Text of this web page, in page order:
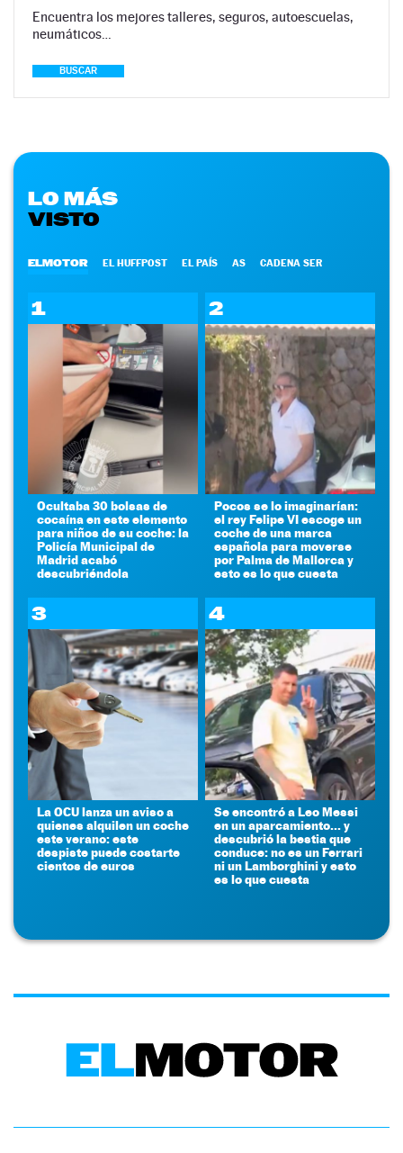
Encuentra los mejores talleres, seguros, autoescuelas,
neumáticos…
BUSCAR
LO MÁS
VISTO
ELMOTOR EL HUFFPOST EL PAÍS AS CADENA SER
1
Ocultaba 30 bolsas de
cocaína en este elemento
para niños de su coche: la
Policía Municipal de
Madrid acabó
descubriéndola
2
Pocos se lo imaginarían:
el rey Felipe VI escoge un
coche de una marca
española para moverse
por Palma de Mallorca y
esto es lo que cuesta
3
La OCU lanza un aviso a
quienes alquilen un coche
este verano: este
despiste puede costarte
cientos de euros
4
Se encontró a Leo Messi
en un aparcamiento... y
descubrió la bestia que
conduce: no es un Ferrari
ni un Lamborghini y esto
es lo que cuesta